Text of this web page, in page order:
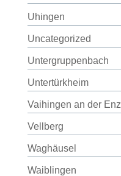
Uhingen
Uncategorized
Untergruppenbach
Untertürkheim
Vaihingen an der Enz
Vellberg
Waghäusel
Waiblingen